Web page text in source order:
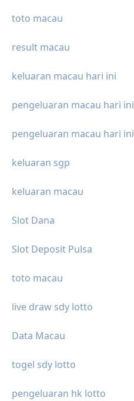
toto macau
result macau
keluaran macau hari ini
pengeluaran macau hari ini
pengeluaran macau hari ini
keluaran sgp
keluaran macau
Slot Dana
Slot Deposit Pulsa
toto macau
live draw sdy lotto
Data Macau
togel sdy lotto
pengeluaran hk lotto